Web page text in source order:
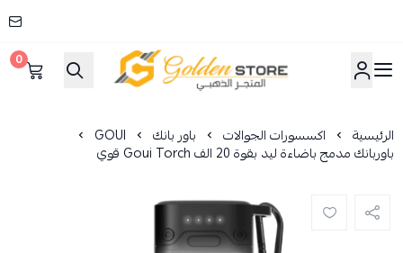
المتجر الذهبي
0
الرئيسية اكسسورات الجوالات باور بانك GOUI
باوربانك مدمج باضاءة ليد بقوة 20 الف Goui Torch قوي